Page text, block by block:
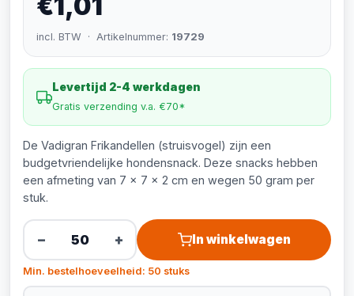
incl. BTW · Artikelnummer: 19729
Levertijd 2-4 werkdagen
Gratis verzending v.a. €70*
De Vadigran Frikandellen (struisvogel) zijn een
budgetvriendelijke hondensnack. Deze snacks hebben
een afmeting van 7 x 7 x 2 cm en wegen 50 gram per
stuk.
− + In winkelwagen
Min. bestelhoeveelheid: 50 stuks